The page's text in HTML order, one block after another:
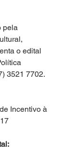
pela
o edital
3521 7702.
Incentivo à